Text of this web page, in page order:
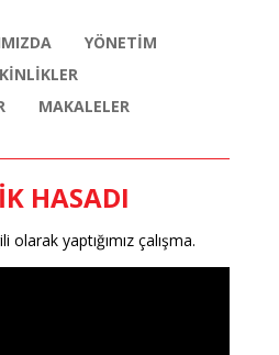
YÖNETİM
MAKALELER
HASADI
olarak yaptığımız çalışma.